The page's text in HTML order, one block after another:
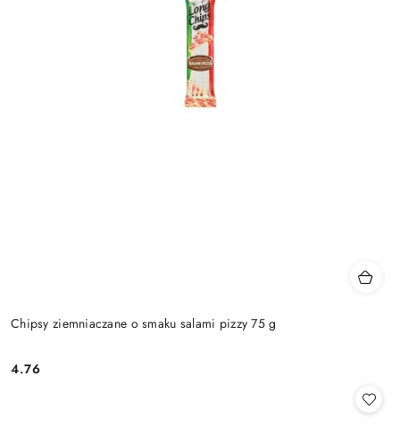
Chipsy ziemniaczane o smaku salami pizzy 75 g
Cena:
4.76